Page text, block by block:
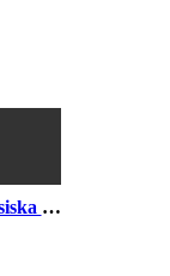
Inte bara bullar: 100 klassiska bakverk och kakor från förr